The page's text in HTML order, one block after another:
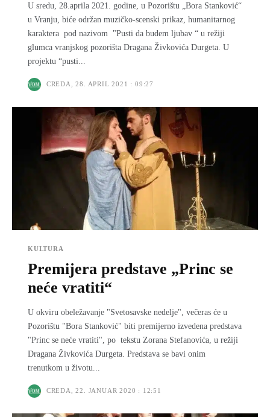
U sredu, 28.aprila 2021. godine, u Pozorištu „Bora Stanković“
u Vranju, biće održan muzičko-scenski prikaz, humanitarnog
karaktera pod nazivom "Pusti da budem ljubav “ u režiji
glumca vranjskog pozorišta Dragana Živkovića Durgeta. U
projektu “pusti...
CREDA, 28. APRIL 2021 : 09:27
KULTURA
Premijera predstave „Princ se
neće vratiti“
U okviru obeležavanje "Svetosavske nedelje", večeras će u
Pozorištu "Bora Stanković" biti premijerno izvedena predstava
"Princ se neće vratiti", po tekstu Zorana Stefanovića, u režiji
Dragana Živkovića Durgeta. Predstava se bavi onim
trenutkom u životu...
CREDA, 22. JANUAR 2020 : 12:51